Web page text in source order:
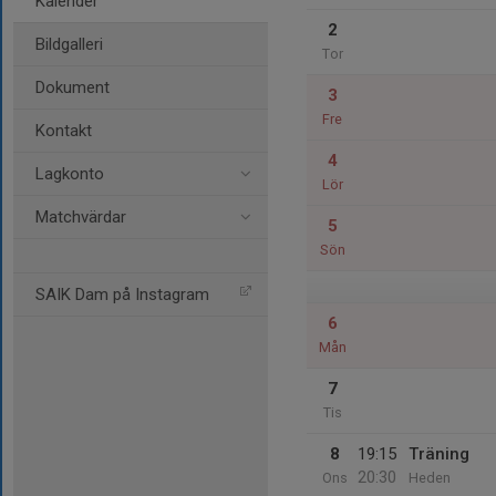
Bildgalleri
Dokument
Kontakt
Lagkonto
Matchvärdar
SAIK Dam på Instagram
2
Tor
3
Fre
4
Lör
5
Sön
6
Mån
7
Tis
8
Ons
19:15
20:30
Träning
Heden